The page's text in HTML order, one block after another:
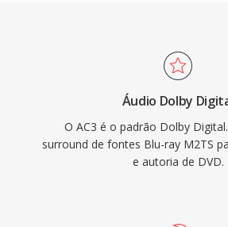
conteúdo de alta definição onde
qualidade total da fonte é
central dedicado, ideal para
é televisão. O amplo suporte a
de hardware em receivers, TVs é
garante que o áudio AC3 seja
forma confiável em uma
Áudio Dolby
O AC3 é o padrão Dolby
surround de fontes Blu-ray M2TS
e autoria de DVD.